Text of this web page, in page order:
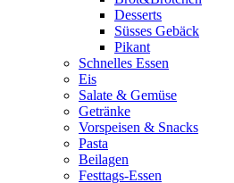
Desserts
Süsses Gebäck
Pikant
Schnelles Essen
Eis
Salate & Gemüse
Getränke
Vorspeisen & Snacks
Pasta
Beilagen
Festtags-Essen